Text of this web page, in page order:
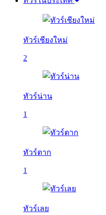
ทัวร์เชียงใหม่
2
ทัวร์น่าน
1
ทัวร์ตาก
1
ทัวร์เลย